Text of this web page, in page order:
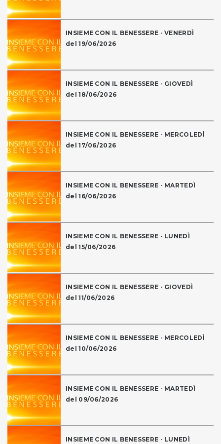
INSIEME CON IL BENESSERE - VENERDÌ
del 19/06/2026
INSIEME CON IL BENESSERE - GIOVEDÌ
del 18/06/2026
INSIEME CON IL BENESSERE - MERCOLEDÌ
del 17/06/2026
INSIEME CON IL BENESSERE - MARTEDÌ
del 16/06/2026
INSIEME CON IL BENESSERE - LUNEDÌ
del 15/06/2026
INSIEME CON IL BENESSERE - GIOVEDÌ
del 11/06/2026
INSIEME CON IL BENESSERE - MERCOLEDÌ
del 10/06/2026
INSIEME CON IL BENESSERE - MARTEDÌ
del 09/06/2026
INSIEME CON IL BENESSERE - LUNEDÌ